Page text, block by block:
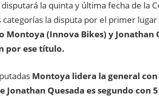
la quinta y última fecha de la
la disputa por el primer
Montoya (Innova Bikes) y Jonathan
por ese título.
Montoya lidera la general
Jonathan Quesada es segundo con